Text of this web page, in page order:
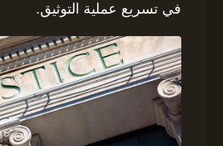
في تسريع عملية التوثيق.